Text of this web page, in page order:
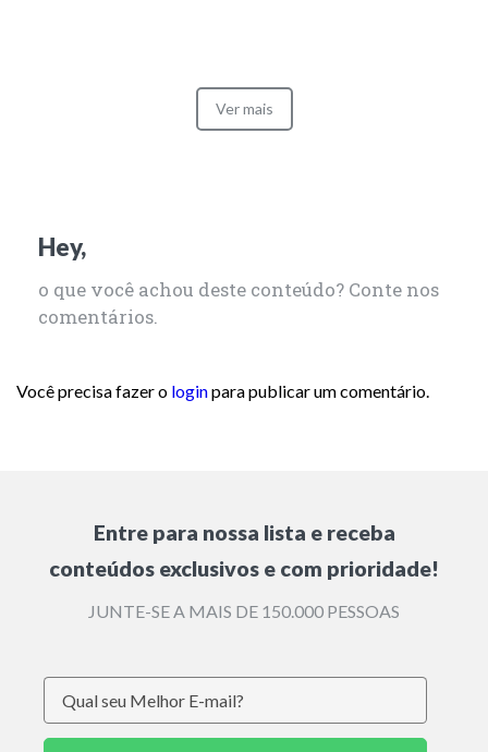
Ver mais
Hey,
o que você achou deste conteúdo? Conte nos
comentários.
Você precisa fazer o loginpara publicar um comentário.
Entre para nossa lista e receba
conteúdos exclusivos e com prioridade!
JUNTE-SE A MAIS DE 150.000 PESSOAS